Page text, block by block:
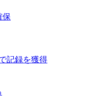
保
記録を獲得